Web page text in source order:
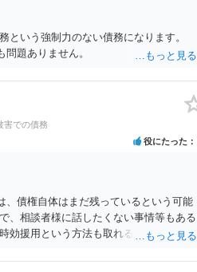
という強制力のない債務になります。
題ありません。
害での債務
役にたった
、債権自体はまだ残っているという可能
、相談者様に話したくない事情等もある
効援用という方法も取れる可能性がある
いかもしれません。 配偶者の債務がある